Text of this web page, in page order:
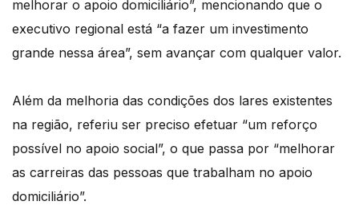
melhorar o apoio domiciliário”, mencionando que o
executivo regional está “a fazer um investimento
grande nessa área”, sem avançar com qualquer valor.
Além da melhoria das condições dos lares existentes
na região, referiu ser preciso efetuar “um reforço
possível no apoio social”, o que passa por “melhorar
as carreiras das pessoas que trabalham no apoio
domiciliário”.